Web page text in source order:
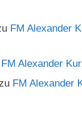
FM Alexander
FM Alexander
FM Alexander